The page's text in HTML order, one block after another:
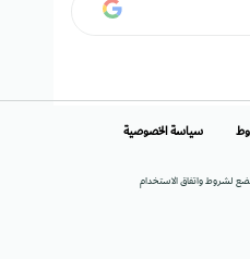
لشروط واتفاق الاستخدام
سياسة الخصوصية